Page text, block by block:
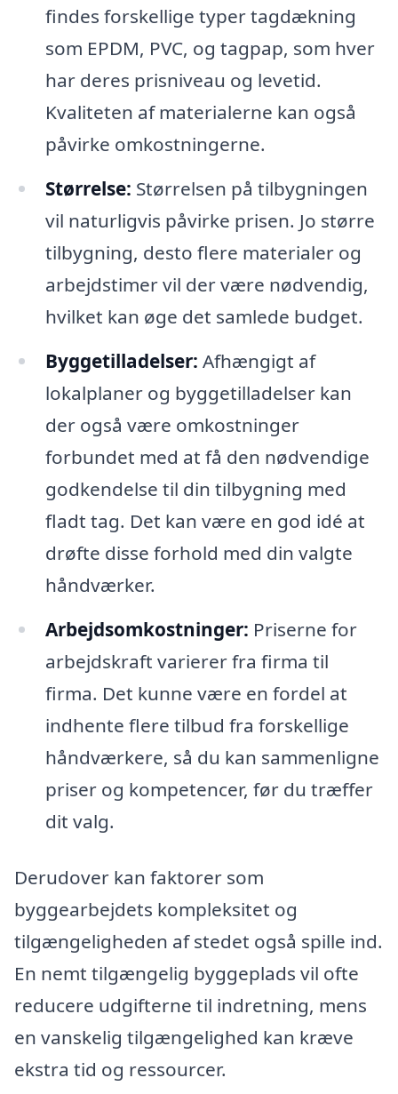
findes forskellige typer tagdækning
som EPDM, PVC, og tagpap, som hver
har deres prisniveau og levetid.
Kvaliteten af materialerne kan også
påvirke omkostningerne.
Størrelse: Størrelsen på tilbygningen
vil naturligvis påvirke prisen. Jo større
tilbygning, desto flere materialer og
arbejdstimer vil der være nødvendig,
hvilket kan øge det samlede budget.
Byggetilladelser: Afhængigt af
lokalplaner og byggetilladelser kan
der også være omkostninger
forbundet med at få den nødvendige
godkendelse til din tilbygning med
fladt tag. Det kan være en god idé at
drøfte disse forhold med din valgte
håndværker.
Arbejdsomkostninger: Priserne for
arbejdskraft varierer fra firma til
firma. Det kunne være en fordel at
indhente flere tilbud fra forskellige
håndværkere, så du kan sammenligne
priser og kompetencer, før du træffer
dit valg.
Derudover kan faktorer som
byggearbejdets kompleksitet og
tilgængeligheden af stedet også spille ind.
En nemt tilgængelig byggeplads vil ofte
reducere udgifterne til indretning, mens
en vanskelig tilgængelighed kan kræve
ekstra tid og ressourcer.